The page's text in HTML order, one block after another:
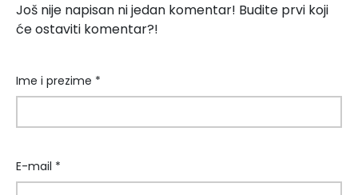
Još nije napisan ni jedan komentar! Budite prvi koji
će ostaviti komentar?!
Ime i prezime *
E-mail *